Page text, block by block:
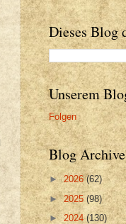
Dieses Blog
Unserem
Folgen
Blog Archive
►2026(62)
►2025(98)
►2024(130)